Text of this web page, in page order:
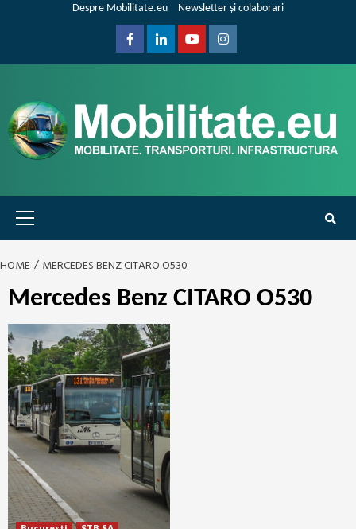
Despre Mobilitate.eu Newsletter și colaborari
FacebookLinkedinYoutubeInstagram
Primary
Menu
HOME MERCEDES BENZ CITARO O530
Mercedes Benz CITARO O530